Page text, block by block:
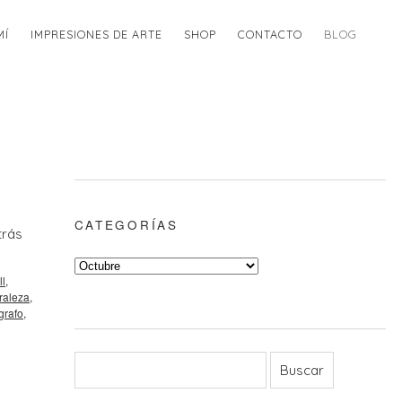
IMPRESIONES DE ARTE SHOP CONTACTO BLOG
,
,
,
CATEGORÍAS